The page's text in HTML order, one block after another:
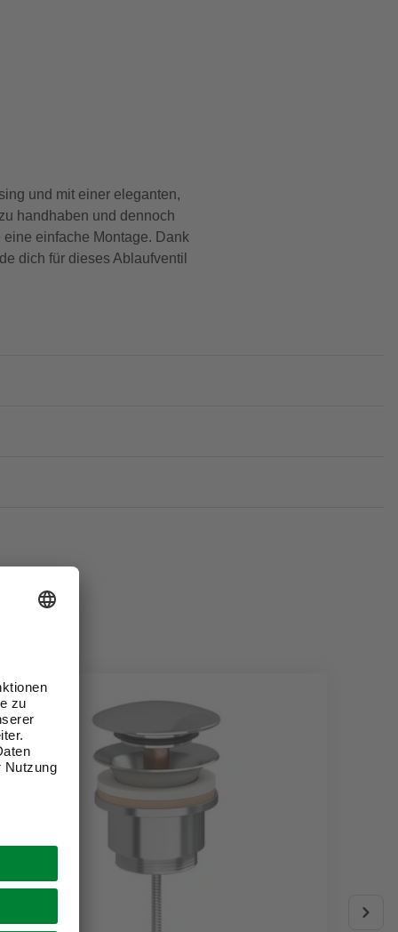
und mit einer eleganten,
handhaben und dennoch
einfache Montage. Dank
dich für dieses Ablaufventil